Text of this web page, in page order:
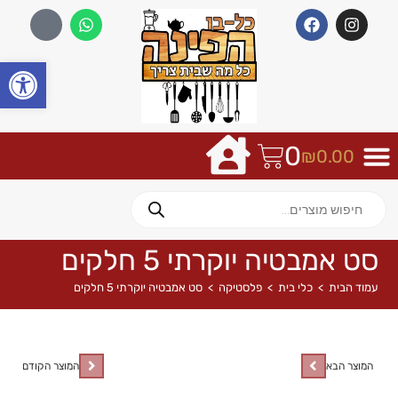
₪0.00
0
סט אמבטיה יוקרתי 5 חלקים
עמוד הבית > כלי בית > פלסטיקה > סט אמבטיה יוקרתי 5 חלקים
המוצר הקודם המוצר הבא